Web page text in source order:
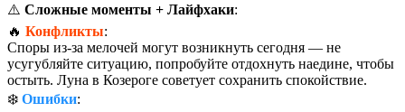
⚠️ Сложные моменты + Лайфхаки:
🔥 Конфликты:
Споры из-за мелочей могут возникнуть сегодня — не
усугубляйте ситуацию, попробуйте отдохнуть наедине, чтобы
остыть. Луна в Козероге советует сохранить спокойствие.
❄️ Ошибки: